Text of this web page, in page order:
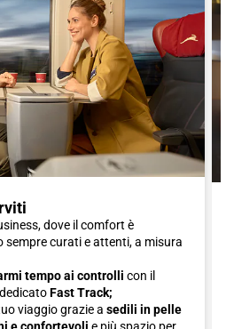
dove il comfort è
sempre curati e attenti, a misura
tempo ai controlli con il
Fast Track;
viaggio grazie a sedili in pelle